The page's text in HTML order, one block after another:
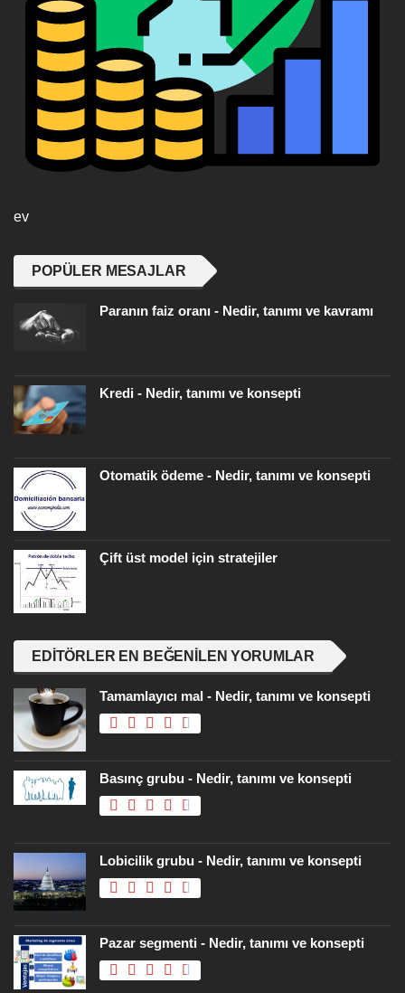
ev
POPÜLER MESAJLAR
Paranın faiz oranı - Nedir, tanımı ve kavramı
Kredi - Nedir, tanımı ve konsepti
Otomatik ödeme - Nedir, tanımı ve konsepti
Çift üst model için stratejiler
EDITÖRLER EN BEĞENILEN YORUMLAR
Tamamlayıcı mal - Nedir, tanımı ve konsepti
Basınç grubu - Nedir, tanımı ve konsepti
Lobicilik grubu - Nedir, tanımı ve konsepti
Pazar segmenti - Nedir, tanımı ve konsepti